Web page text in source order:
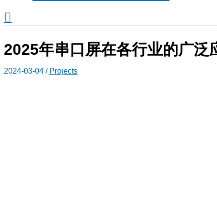
搜
2025年串口屏在各行业的广泛
2024-03-04 / Projects